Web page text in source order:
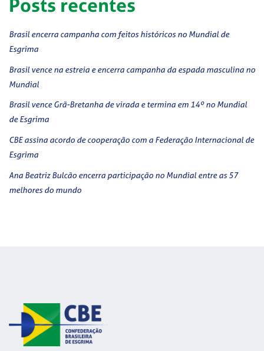
Posts recentes
Brasil encerra campanha com feitos históricos no Mundial de
Esgrima
Brasil vence na estreia e encerra campanha da espada masculina no
Mundial
Brasil vence Grã-Bretanha de virada e termina em 14º no Mundial
de Esgrima
CBE assina acordo de cooperação com a Federação Internacional de
Esgrima
Ana Beatriz Bulcão encerra participação no Mundial entre as 57
melhores do mundo